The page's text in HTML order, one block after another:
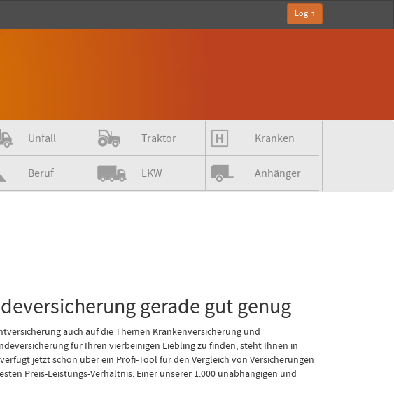
Login
Unfall Traktor Kranken
Beruf LKW Anhänger
gerade gut genug
auch auf die Themen Krankenversicherung und
für Ihren vierbeinigen Liebling zu finden, steht Ihnen in
jetzt schon über ein Profi-Tool für den Vergleich von Versicherungen
Preis-Leistungs-Verhältnis. Einer unserer 1.000 unabhängigen und